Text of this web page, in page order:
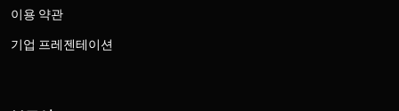
이용 약관
기업 프레젠테이션